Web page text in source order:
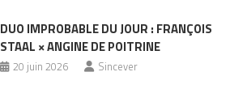
DUO IMPROBABLE DU JOUR : FRANÇOIS
STAAL × ANGINE DE POITRINE
20 juin 2026 Sincever